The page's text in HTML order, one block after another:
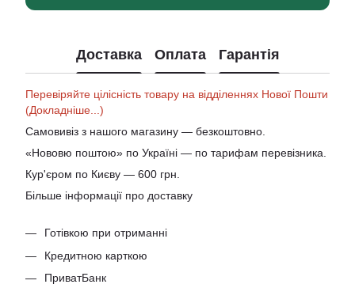
Доставка Оплата Гарантія
Перевіряйте цілісність товару на відділеннях Нової Пошти
(Докладніше...)
Самовивіз з нашого магазину — безкоштовно.
«Нововю поштою» по Україні — по тарифам перевізника.
Кур'єром по Києву — 600 грн.
Більше інформації про доставку
Готівкою при отриманні
Кредитною карткою
ПриватБанк